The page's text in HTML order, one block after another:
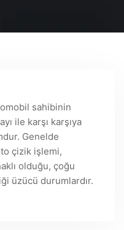
sahibinin
ile karşı karşıya
Genelde
çizik işlemi,
olduğu, çoğu
üzücü durumlardır.